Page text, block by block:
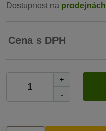
Dostupnost na prodejnách
Cena s DPH
+
-